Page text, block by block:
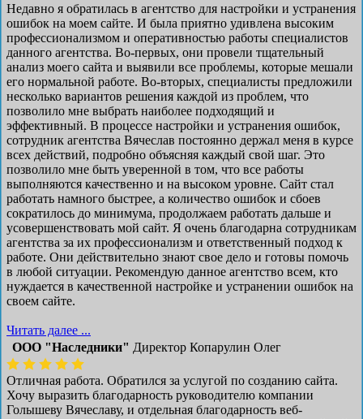
Недавно я обратилась в агентство для настройки и устранения
ошибок на моем сайте. И была приятно удивлена высоким
профессионализмом и оперативностью работы специалистов
данного агентства. Во-первых, они провели тщательный
анализ моего сайта и выявили все проблемы, которые мешали
его нормальной работе. Во-вторых, специалисты предложили
несколько вариантов решения каждой из проблем, что
позволило мне выбрать наиболее подходящий и
эффективный. В процессе настройки и устранения ошибок,
сотрудник агентства Вячеслав постоянно держал меня в курсе
всех действий, подробно объясняя каждый свой шаг. Это
позволило мне быть уверенной в том, что все работы
выполняются качественно и на высоком уровне. Сайт стал
работать намного быстрее, а количество ошибок и сбоев
сократилось до минимума, продолжаем работать дальше и
усовершенствовать мой сайт. Я очень благодарна сотрудникам
агентства за их профессионализм и ответственный подход к
работе. Они действительно знают свое дело и готовы помочь
в любой ситуации. Рекомендую данное агентство всем, кто
нуждается в качественной настройке и устранении ошибок на
своем сайте.
Читать далее ...
ООО "Наследники" Директор Копарулин Олег
Отличная работа. Обратился за услугой по созданию сайта.
Хочу выразить благодарность руководителю компании
Голышеву Вячеславу, и отдельная благодарность веб-